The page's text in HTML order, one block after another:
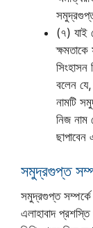
(৭) যাই
সিংহাসন
বলেন
নামটি
নিজ নাম
ছাপাবেন
সমুদ্রগুপ্ত
সমুদ্রগুপ্ত সম্পর্কে
এলাহাবাদ